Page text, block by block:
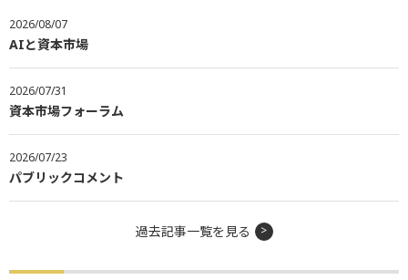
2026/08/07
AIと資本市場
2026/07/31
資本市場フォーラム
2026/07/23
パブリックコメント
過去記事一覧を見る